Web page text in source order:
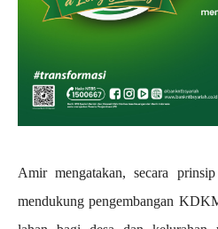
Amir mengatakan, secara
mendukung pengembangan